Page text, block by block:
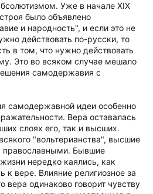
Уже в начале XIX
было объявлено
и народность", и если это не
действовать по-русски, то
в том, что нужно действовать
Это во всяком случае мешало
самодержавия с
самодержавной идеи особенно
Вера оставалась
слоях его, так и высших.
"вольтерианства", высшие
православными. Бывшие
нередко каялись, как
к вере. Влияние религиозное за
вера одинаково говорит чувству